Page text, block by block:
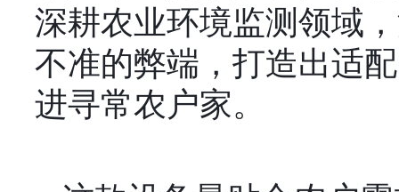
深耕农业环境监测领域
不准的弊端，打造出适
进寻常农户家。